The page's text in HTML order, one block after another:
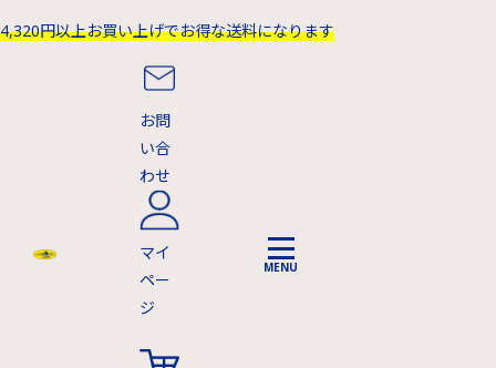
4,320円以上お買い上げでお得な送料になります
お問
い合
わせ
マイ
ペー
ジ